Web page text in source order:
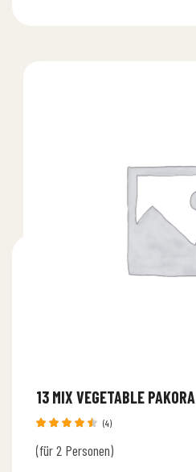
13 MIX VEGETABLE PAKORA
mit4.50
von 5
(4)
(für 2 Personen)